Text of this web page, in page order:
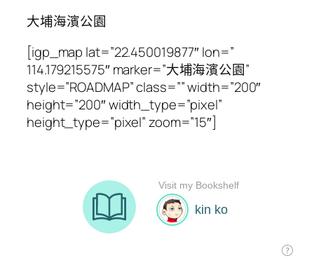
大埔海濱公園
[igp_map lat=”22.450019877″ lon=”
114.179215575″ marker=”大埔海濱公園”
style=”ROADMAP” class=”” width=”200″
height=”200″ width_type=”pixel”
height_type=”pixel” zoom=”15″]